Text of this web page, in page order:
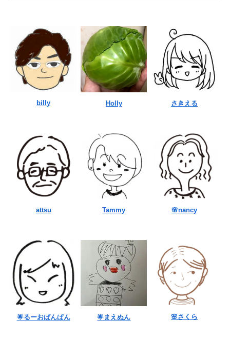
billy Holly さきえる
attsu Tammy 🌸nancy
🌟るーおぱんぱん 🌟まえぬん 🌸さくら